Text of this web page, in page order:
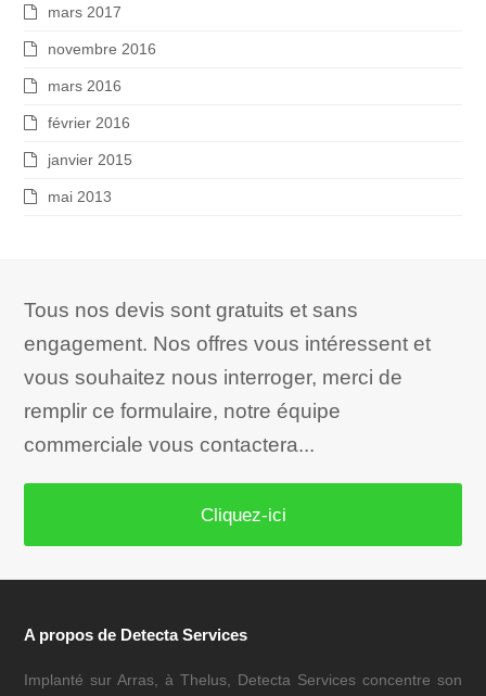
mars 2017
novembre 2016
mars 2016
février 2016
janvier 2015
mai 2013
Tous nos devis sont gratuits et sans
engagement. Nos offres vous intéressent et
vous souhaitez nous interroger, merci de
remplir ce formulaire, notre équipe
commerciale vous contactera...
Cliquez-ici
A propos de Detecta Services
Implanté sur Arras, à Thelus, Detecta Services concentre son